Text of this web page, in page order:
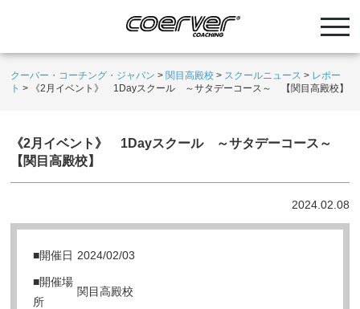
クーバー・コーチング・ジャパン > 関目高殿校 > スクールニュース > レポー
ト > 《2月イベント》 1Dayスクール ～サタデーコース～ 【関目高殿校】
《2月イベント》 1Dayスクール ～サタデーコース～
【関目高殿校】
2024.02.08
■開催日 2024/02/03
■開催場
所
関目高殿校